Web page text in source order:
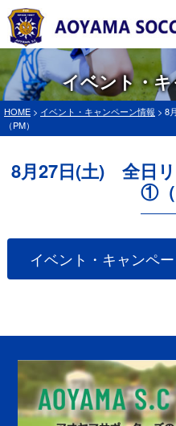
イベント・
HOME > イベント・キャンペーン情報 > 8
（PM）
8月27日(土) 全日
①（
イベント・キャンペ